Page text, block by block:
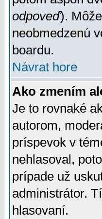
odpoveď).
neobmedzenú
boardu.
Návrat hore
Ako zmením
Je to rovnaké
autorom,
príspevok v
nehlasoval,
prípade už
administrátor.
hlasovaní.